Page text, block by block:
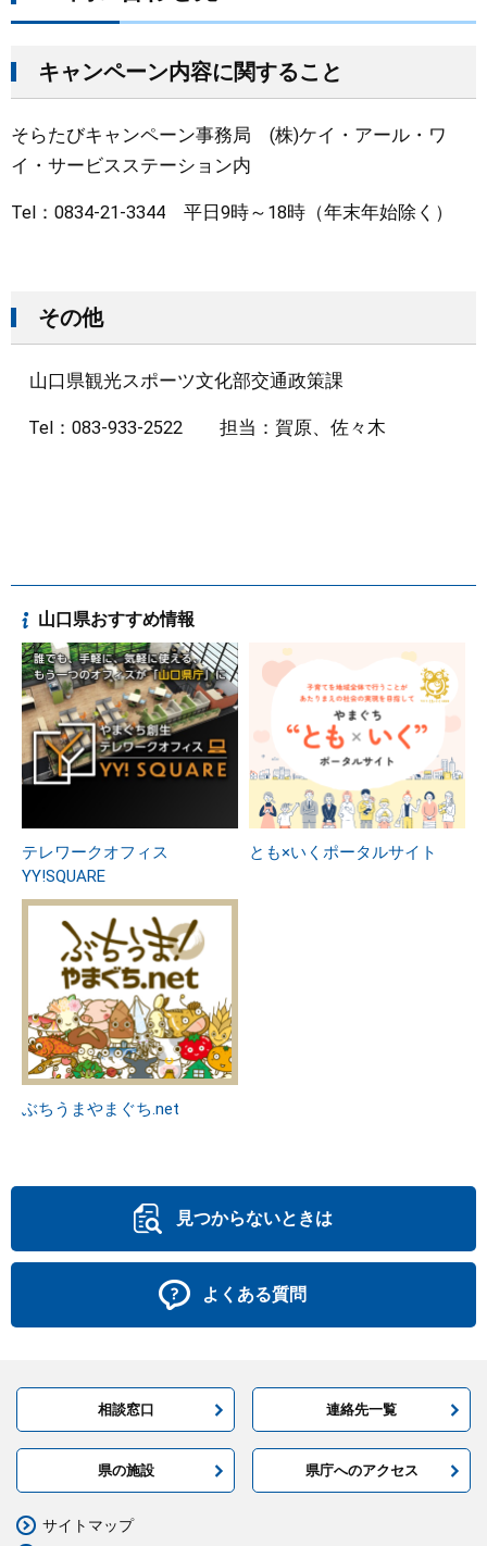
キャンペーン内容に関すること​
そらたびキャンペーン事務局 (株)ケイ・アール・ワ
イ・サービスステーション内
Tel：0834-21-3344 平日9時～18時（年末年始除く）
その他
山口県観光スポーツ文化部交通政策課
Tel：083-933-2522 担当：賀原、佐々木​
山口県おすすめ情報
テレワークオフィス
YY!SQUARE
とも×いくポータルサイト
ぶちうまやまぐち.net
見つからないときは
よくある質問
相談窓口 連絡先一覧
県の施設 県庁へのアクセス
サイトマップ